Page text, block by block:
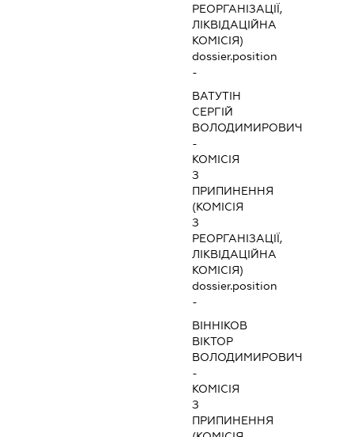
РЕОРГАНІЗАЦІЇ,
ЛІКВІДАЦІЙНА
КОМІСІЯ)
dossier.position
-
ВАТУТІН
СЕРГІЙ
ВОЛОДИМИРОВИЧ
-
КОМІСІЯ
З
ПРИПИНЕННЯ
(КОМІСІЯ
З
РЕОРГАНІЗАЦІЇ,
ЛІКВІДАЦІЙНА
КОМІСІЯ)
dossier.position
-
ВІННІКОВ
ВІКТОР
ВОЛОДИМИРОВИЧ
-
КОМІСІЯ
З
ПРИПИНЕННЯ